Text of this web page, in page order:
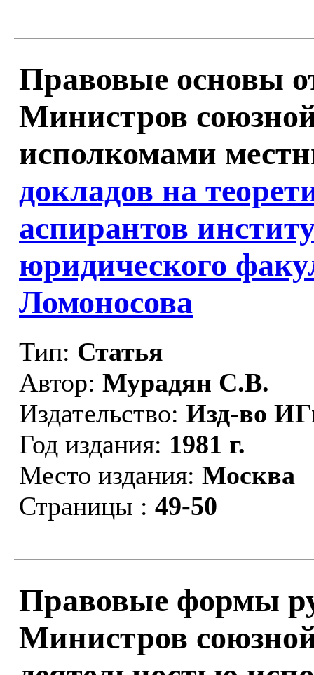
Правовые основы
Министров
исполкомами
докладов на
аспирантов
юридического
Ломоносова
Тип: Статья
Автор: Мурадян С.В.
Издательство: Изд-во
Год издания: 1981 г.
Место издания: Москва
Страницы : 49-50
Правовые формы
Министров